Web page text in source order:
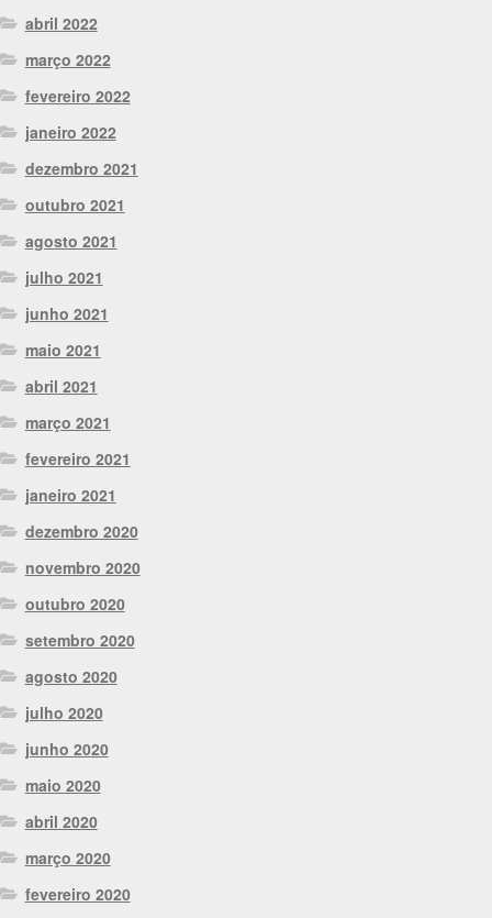
abril 2022
março 2022
fevereiro 2022
janeiro 2022
dezembro 2021
outubro 2021
agosto 2021
julho 2021
junho 2021
maio 2021
abril 2021
março 2021
fevereiro 2021
janeiro 2021
dezembro 2020
novembro 2020
outubro 2020
setembro 2020
agosto 2020
julho 2020
junho 2020
maio 2020
abril 2020
março 2020
fevereiro 2020